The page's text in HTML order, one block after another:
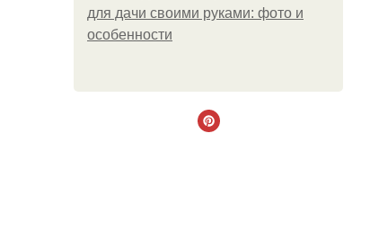
для дачи своими руками: фото и
особенности